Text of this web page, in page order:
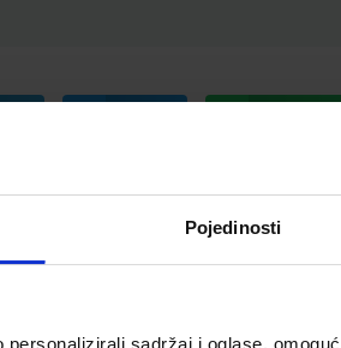
Pojedinosti
sadržaj i oglase,